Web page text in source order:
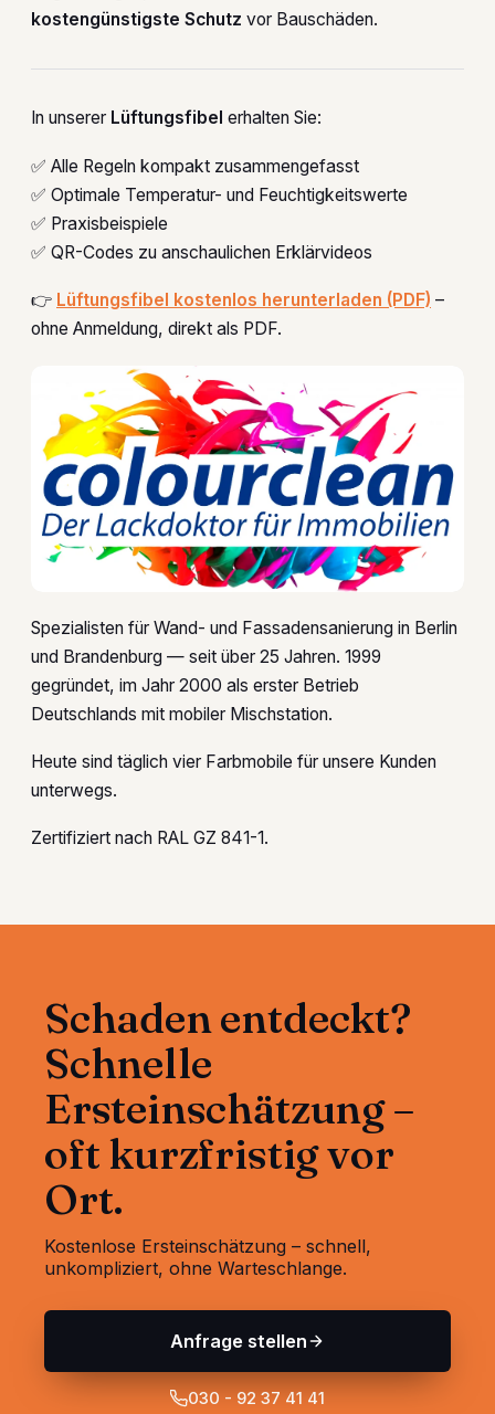
kostengünstigste Schutz vor Bauschäden.
In unserer Lüftungsfibel erhalten Sie:
✅ Alle Regeln kompakt zusammengefasst
✅ Optimale Temperatur- und Feuchtigkeitswerte
✅ Praxisbeispiele
✅ QR-Codes zu anschaulichen Erklärvideos
👉 Lüftungsfibel kostenlos herunterladen (PDF) –
ohne Anmeldung, direkt als PDF.
Spezialisten für Wand- und Fassadensanierung in Berlin
und Brandenburg — seit über 25 Jahren. 1999
gegründet, im Jahr 2000 als erster Betrieb
Deutschlands mit mobiler Mischstation.
Heute sind täglich vier Farbmobile für unsere Kunden
unterwegs.
Zertifiziert nach RAL GZ 841-1.
Schaden entdeckt?
Schnelle
Ersteinschätzung –
oft kurzfristig vor
Ort.
Kostenlose Ersteinschätzung – schnell,
unkompliziert, ohne Warteschlange.
Anfrage stellen
030 - 92 37 41 41